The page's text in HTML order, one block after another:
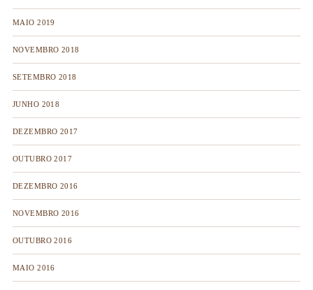
MAIO 2019
NOVEMBRO 2018
SETEMBRO 2018
JUNHO 2018
DEZEMBRO 2017
OUTUBRO 2017
DEZEMBRO 2016
NOVEMBRO 2016
OUTUBRO 2016
MAIO 2016